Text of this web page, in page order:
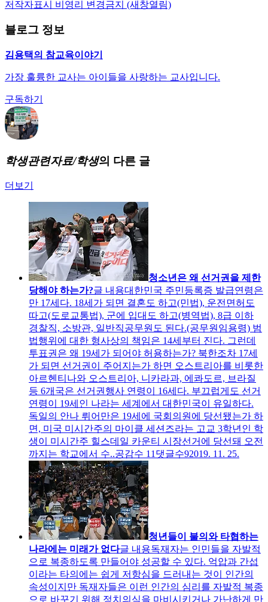
저작자표시 비영리 변경금지 (새창열림)
블로그 정보
김용택의 참교육이야기
가장 훌륭한 교사는 아이들을 사랑하는 교사입니다.
구독하기
학생관련자료/학생의 다른 글
더보기
청소년은 왜 선거권을 제한
당해야 하는가?글 내용대한민국 주민등록증 발급연령은
만 17세다. 18세가 되면 결혼도 하고(민법), 운전면허도
따고(도로교통법), 군에 입대도 하고(병역법), 8급 이하
경찰직, 소방관, 일반직공무원도 된다.(공무원임용령) 범
법행위에 대한 형사상의 책임은 14세부터 진다. 그런데
투표권은 왜 19세가 되어야 허용하는가? 북한조차 17세
가 되면 선거권이 주어지는가 하면 오스트리아를 비롯한
아르헨티나와 오스트리아, 니카라과, 에콰도르, 브라질
등 6개국은 선거권행사 연령이 16세다. 부끄럽게도 선거
연령이 19세인 나라는 세계에서 대한민국이 유일하다.
독일의 안나 뤼어만은 19세에 국회의원에 당선됐는가 하
면, 미국 미시간주의 마이클 세션즈라는 고교 3학년인 학
생이 미시간주 힐스데일 카운티 시장선거에 당선돼 오전
까지는 학교에서 수..공감수 11 댓글수92019. 11. 25.
청년들이 불의와 타협하는
나라에는 미래가 없다글 내용독재자는 인민들을 자발적
으로 복종하도록 만들어야 성공할 수 있다. 억압과 간섭
이라는 타의에는 쉽게 저항심을 드러내는 것이 인간의
속성이지만 독재자들은 이런 인간의 심리를 자발적 복종
으로 바꾸기 위해 정치의식을 마비시키거나 가난하게 만